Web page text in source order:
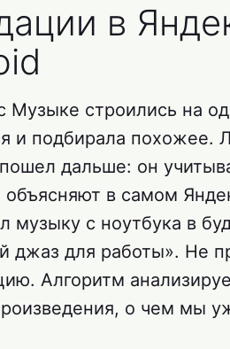
в
Музыке строились на
и подбирала похожее.
дальше: он
объясняют в самом
музыку с ноутбука в
джаз для работы». Не
Алгоритм
о чем мы